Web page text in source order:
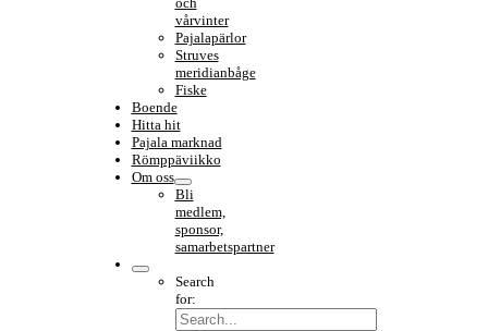
vårvinter
Pajalapärlor
Struves
meridianbåge
Fiske
Boende
Hitta hit
Pajala marknad
Römppäviikko
Om oss
Bli
medlem,
sponsor,
samarbetspartner
Search
for: